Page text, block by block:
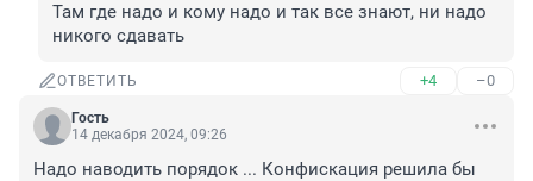
Там где надо и кому надо и так все знают, ни надо
никого сдавать
ОТВЕТИТЬ +4 –0
Гость
14 декабря 2024, 09:26
Надо наводить порядок ... Конфискация решила бы